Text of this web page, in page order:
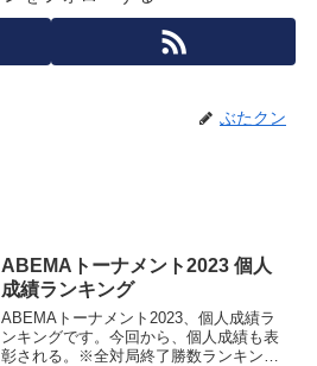
ぶたクン
ABEMAトーナメント2023 個人
成績ランキング
ABEMAトーナメント2023、個人成績ラ
ンキングです。今回から、個人成績も表
彰される。※全対局終了勝数ランキング